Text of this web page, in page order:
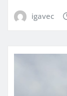
igavec